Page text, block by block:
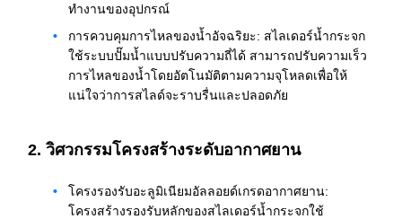
ทำงานของอุปกรณ์
การควบคุมการไหลของน้ำอัจฉริยะ: สไลเดอร์น้ำกระจก
ใช้ระบบปั๊มน้ำแบบปรับความถี่ได้ สามารถปรับความเร็ว
การไหลของน้ำโดยอัตโนมัติตามความจุโหลดเพื่อให้
แน่ใจว่าการสไลด์จะราบรื่นและปลอดภัย
2. วิศวกรรมโครงสร้างระดับอากาศยาน
โครงรองรับอะลูมิเนียมอัลลอยด์เกรดอากาศยาน:
โครงสร้างรองรับหลักของสไลเดอร์น้ำกระจกใช้